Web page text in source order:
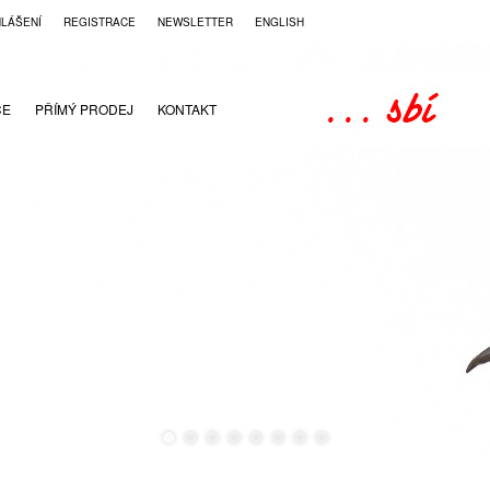
REGISTRACE NEWSLETTER ENGLISH
PŘÍMÝ PRODEJ KONTAKT